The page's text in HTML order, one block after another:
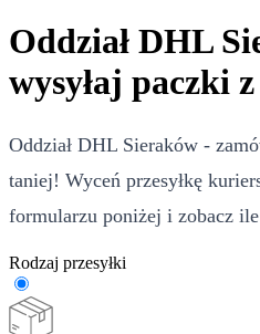
Oddział DHL
wysyłaj paczki
Oddział DHL Sieraków -
taniej! Wyceń przesyłkę
formularzu poniżej i zobacz
Rodzaj przesyłki